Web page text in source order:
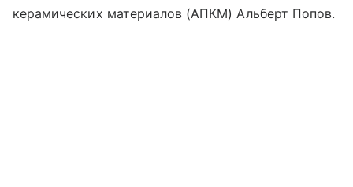
керамических материалов (АПКМ) Альберт Попов.